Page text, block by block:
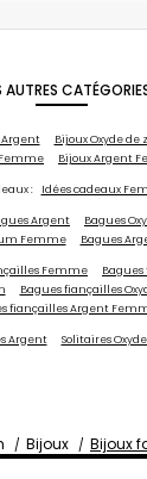
AUTRES
Argent Bijoux Oxyde
Bijoux Argent
: Idées cadeaux
Argent Bagues
Femme
Bagues
Femme
Bagues fiançailles
fiançailles Argent
Argent Solitaires
Bijoux Bijoux